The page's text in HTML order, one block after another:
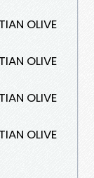
OLIVE
OLIVE
OLIVE
OLIVE